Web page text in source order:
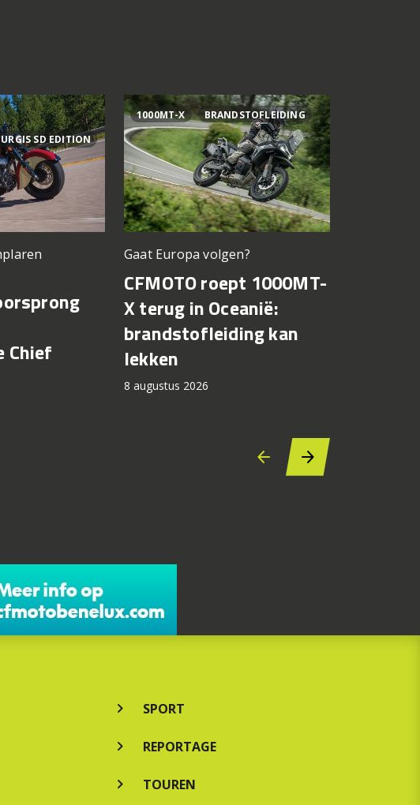
SD EDITION
Chief
1000MT-X BRANDSTOFLEIDING
Gaat Europa volgen?
CFMOTO roept 1000MT-
X terug in Oceanië:
brandstofleiding kan
lekken
8 augustus 2026
SPORT
REPORTAGE
TOUREN